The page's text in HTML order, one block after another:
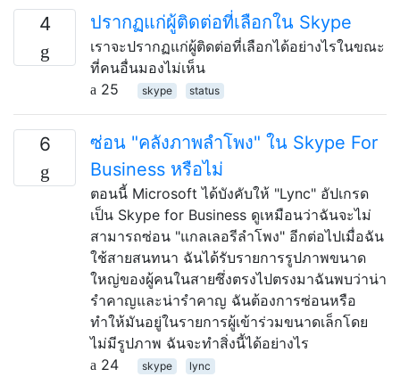
4 ปรากฏแก่ผู้ติดต่อที่เลือกใน Skype
เราจะปรากฏแก่ผู้ติดต่อที่เลือกได้อย่างไรในขณะ
ที่คนอื่นมองไม่เห็น
25
skype status
6
ซ่อน "คลังภาพลำโพง" ใน Skype For
Business หรือไม่
ตอนนี้ Microsoft ได้บังคับให้ "Lync" อัปเกรด
เป็น Skype for Business ดูเหมือนว่าฉันจะไม่
สามารถซ่อน "แกลเลอรีลำโพง" อีกต่อไปเมื่อฉัน
ใช้สายสนทนา ฉันได้รับรายการรูปภาพขนาด
ใหญ่ของผู้คนในสายซึ่งตรงไปตรงมาฉันพบว่าน่า
รำคาญและน่ารำคาญ ฉันต้องการซ่อนหรือ
ทำให้มันอยู่ในรายการผู้เข้าร่วมขนาดเล็กโดย
ไม่มีรูปภาพ ฉันจะทำสิ่งนี้ได้อย่างไร
24
skype lync